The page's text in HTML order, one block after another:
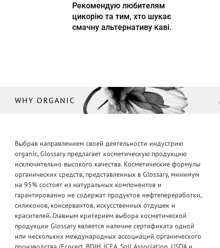
Рекомендую любителям
цикорію та тим, хто шукає
смачну альтернативу каві.
WHY ORGANIC
Выбрав направлением своей деятельности индустрию
organic, Glossary предлагает косметическую продукцию
исключительно высокого качества. Косметические формулы
органических средств, представленных в Glossary, минимум
на 95% состоят из натуральных компонентов и
гарантированно не содержат продуктов нефтепереработки,
силиконов, консервантов, искусственных отдушек и
красителей. Главным критерием выбора косметической
продукции Glossary является наличие сертификата одной
или нескольких международных ассоциаций органического